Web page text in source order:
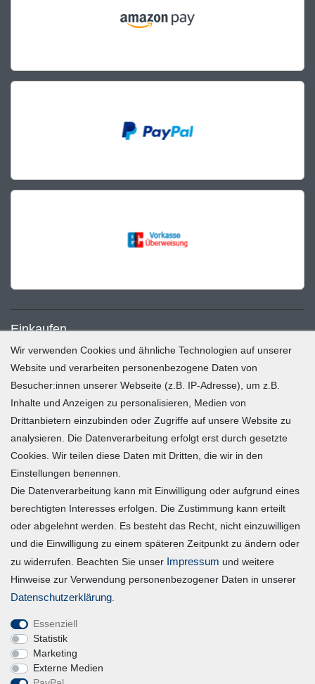
Einkaufen
Zahlung und Versand
Widerrufsrecht
Warenkorb
Zur Kasse
Mein Konto
Registrieren
Login
Vertrag widerrufen
Unternehmen
Blog
Datenschutzerklärung
Erklärung zur Barrierefreiheit
Wir verwenden Cookies und ähnliche Technologien auf unserer
Website und verarbeiten personenbezogene Daten von
Besucher:innen unserer Webseite (z.B. IP-Adresse), um z.B.
Inhalte und Anzeigen zu personalisieren, Medien von
Drittanbietern einzubinden oder Zugriffe auf unsere Website zu
analysieren. Die Datenverarbeitung erfolgt erst durch gesetzte
Cookies. Wir teilen diese Daten mit Dritten, die wir in den
Einstellungen benennen.
Die Datenverarbeitung kann mit Einwilligung oder aufgrund eines
berechtigten Interesses erfolgen. Die Zustimmung kann erteilt
oder abgelehnt werden. Es besteht das Recht, nicht einzuwilligen
und die Einwilligung zu einem späteren Zeitpunkt zu ändern oder
zu widerrufen. Beachten Sie unser Impressum und weitere
Hinweise zur Verwendung personenbezogener Daten in unserer
Daten­schutz­erklärung
Essenziell
Statistik
Marketing
Externe Medien